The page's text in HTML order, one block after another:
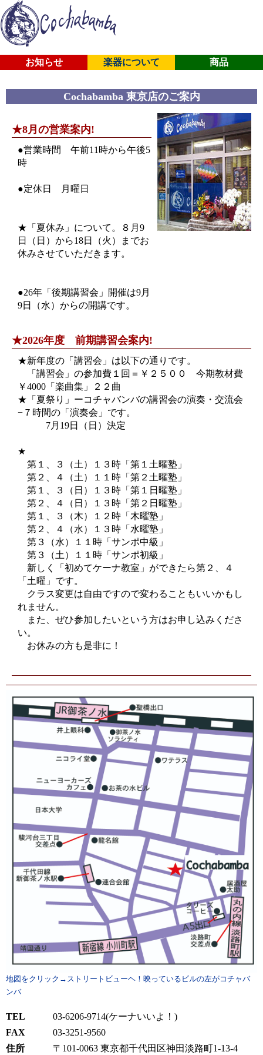
お知らせ 楽器について 商品
Cochabamba 東京店のご案内
★8月の営業案内!
●営業時間 午前11時から午後5
時
●定休日 月曜日
★「夏休み」について。８月9
日（日）から18日（火）までお
休みさせていただきます。
●26年「後期講習会」開催は9月
9日（水）からの開講です。
★2026年度 前期講習会案内!
★新年度の「講習会」は以下の通りです。
「講習会」の参加費１回＝￥２５００ 今期教材費
￥4000「楽曲集」２２曲
★「夏祭り」ーコチャバンバの講習会の演奏・交流会
−７時間の「演奏会」です。
7月19日（日）決定
★
第１、３（土）１３時「第１土曜塾」
第２、４（土）１１時「第２土曜塾」
第１、３（日）１３時「第１日曜塾」
第２、４（日）１３時「第２日曜塾」
第１、３（木）１２時「木曜塾」
第２、４（水）１３時「水曜塾」
第３（水）１１時「サンポ中級」
第３（土）１１時「サンポ初級」
新しく「初めてケーナ教室」ができたら第２、４
「土曜」です。
クラス変更は自由ですので変わることもいいかもし
れません。
また、ぜひ参加したいという方はお申し込みくださ
い。
お休みの方も是非に！
地図をクリック→ストリートビューヘ！映っているビルの左がコチャバ
ンバ
TEL
03-6206-9714(ケーナいいよ！)
FAX
03-3251-9560
住所
〒101-0063 東京都千代田区神田淡路町1-13-4